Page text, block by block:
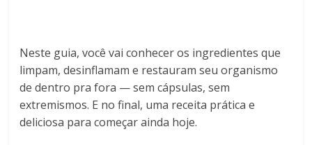
Neste guia, você vai conhecer os ingredientes que
limpam, desinflamam e restauram seu organismo
de dentro pra fora — sem cápsulas, sem
extremismos. E no final, uma receita prática e
deliciosa para começar ainda hoje.